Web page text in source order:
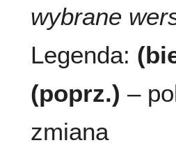
wybrane
Legenda:
(poprz.) –
zmiana